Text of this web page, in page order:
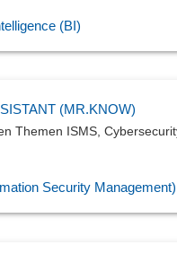
(BI)
(MR.KNOW)
Themen ISMS,
Security Management)